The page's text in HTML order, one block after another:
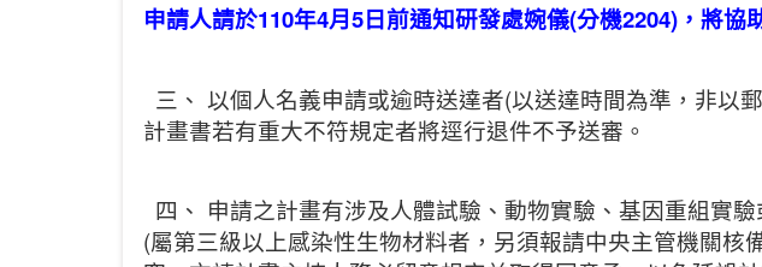
申請人請於110年4月5日前通知研發處婉儀(分機2204)，將協
三、 以個人名義申請或逾時送達者(以送達時間為準，非以
計畫書若有重大不符規定者將逕行退件不予送審。
四、 申請之計畫有涉及人體試驗、動物實驗、基因重組實
(屬第三級以上感染性生物材料者，另須報請中央主管機關